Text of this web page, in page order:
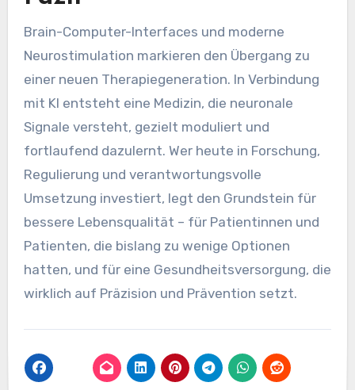
Brain-Computer-Interfaces und moderne
Neurostimulation markieren den Übergang zu
einer neuen Therapiegeneration. In Verbindung
mit KI entsteht eine Medizin, die neuronale
Signale versteht, gezielt moduliert und
fortlaufend dazulernt. Wer heute in Forschung,
Regulierung und verantwortungsvolle
Umsetzung investiert, legt den Grundstein für
bessere Lebensqualität – für Patientinnen und
Patienten, die bislang zu wenige Optionen
hatten, und für eine Gesundheitsversorgung, die
wirklich auf Präzision und Prävention setzt.